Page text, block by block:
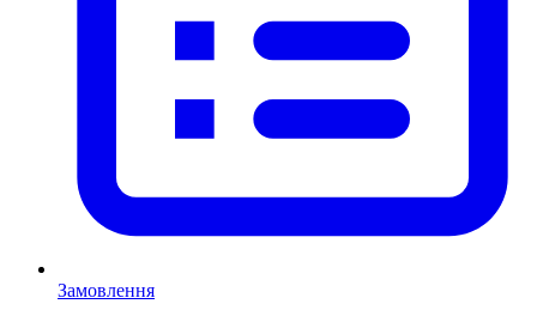
Замовлення